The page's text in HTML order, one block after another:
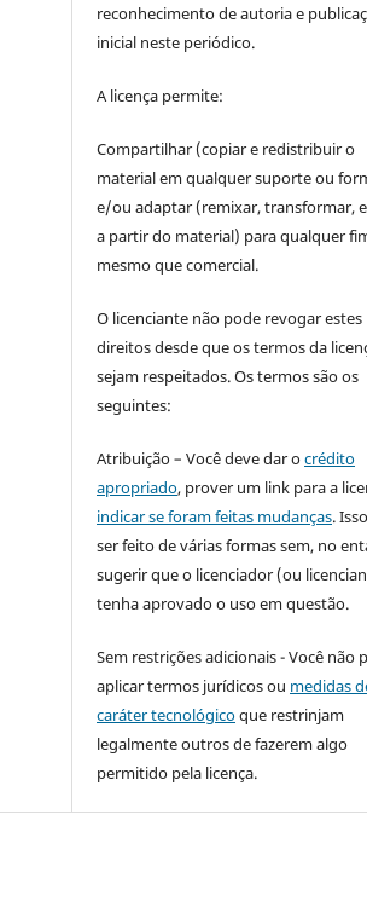
reconhecimento de autoria e
inicial neste periódico.
A licença permite:
Compartilhar (copiar e redistribuir o
material em qualquer suporte ou
e/ou adaptar (remixar, transformar,
a partir do material) para qualquer
mesmo que comercial.
O licenciante não pode revogar estes
direitos desde que os termos da
sejam respeitados. Os termos são os
seguintes:
Atribuição – Você deve dar ocrédito
apropriado, prover um link para a
indicar se foram feitas mudanças.
ser feito de várias formas sem, no
sugerir que o licenciador (ou
tenha aprovado o uso em questão.
Sem restrições adicionais - Você não
aplicar termos jurídicos ou medidas
caráter tecnológicoque restrinjam
legalmente outros de fazerem algo
permitido pela licença.